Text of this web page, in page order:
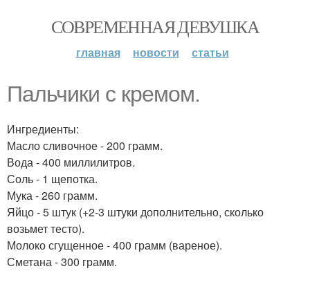
СОВРЕМЕННАЯ ДЕВУШКА
главная новости статьи
Пальчики с кремом.
Ингредиенты:
Масло сливочное - 200 грамм.
Вода - 400 миллилитров.
Соль - 1 щепотка.
Мука - 260 грамм.
Яйцо - 5 штук (+2-3 штуки дополнительно, сколько
возьмет тесто).
Молоко сгущенное - 400 грамм (вареное).
Сметана - 300 грамм.